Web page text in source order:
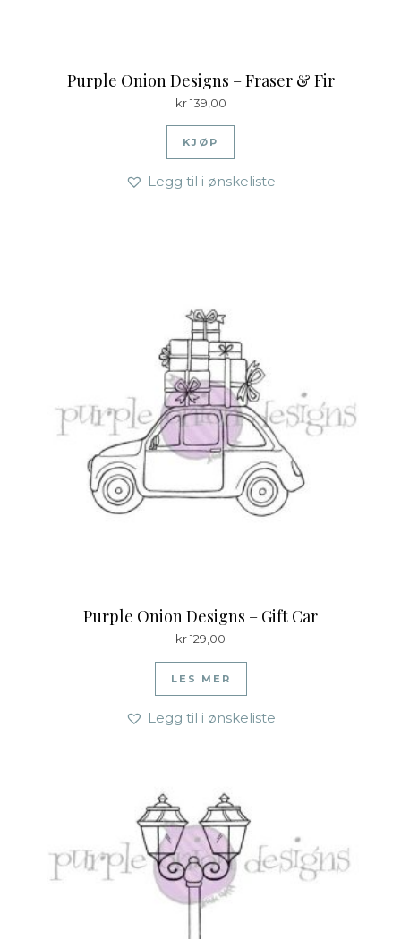
Purple Onion Designs – Fraser & Fir
kr139,00
KJØP
Legg til i ønskeliste
Purple Onion Designs – Gift Car
kr129,00
LES MER
Legg til i ønskeliste